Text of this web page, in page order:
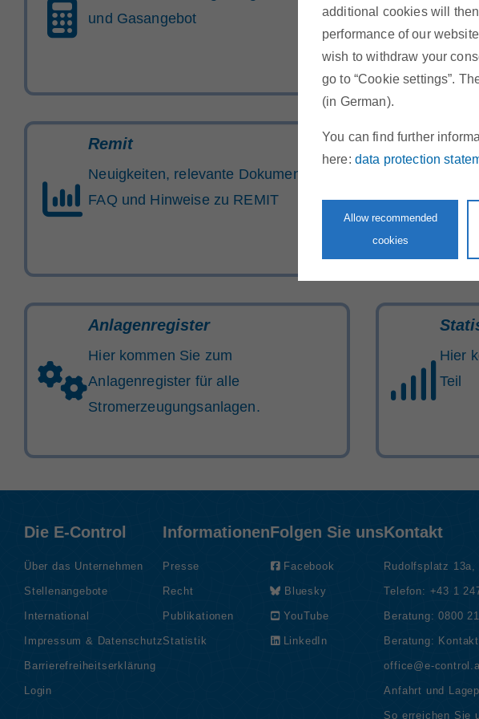
additional cookies will
performance of our
wish to withdraw your
go to “Cookie settings”.
(in German).
You can find further
here: data protection
Allow recommended
cookies
und Gasangebot
Remit
Neuigkeiten, relevante Dokumente,
FAQ und Hinweise zu REMIT
Anlagenregister
Hier kommen Sie zum
Anlagenregister für alle
Stromerzeugungsanlagen.
Hier
Teil
Die E-Control
Über das Unternehmen
Stellenangebote
International
Impressum & Datenschutz
Barrierefreiheitserklärung
Login
Informationen
Presse
Recht
Publikationen
Statistik
Folgen Sie uns
Facebook
Bluesky
YouTube
LinkedIn
Kontakt
Rudolfsplatz 13a,
Telefon: +43 1
Beratung:0800
Beratung:
office@e-
Anfahrt und
So erreichen Sie